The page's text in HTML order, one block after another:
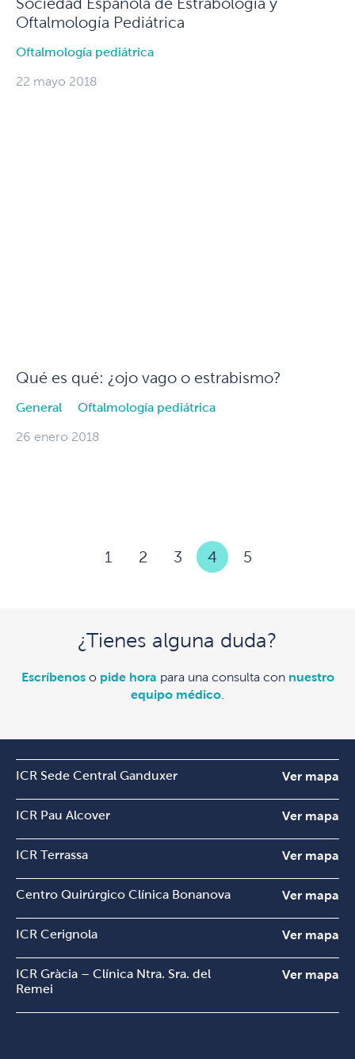
Oftalmología Pediátrica
Oftalmología pediátrica
22 mayo 2018
Qué es qué: ¿ojo vago o estrabismo?
General Oftalmología pediátrica
26 enero 2018
1 2 3 4 5
¿Tienes alguna duda?
Escríbenoso pide hora para una consulta con nuestro
equipo médico
ICR Sede Central Ganduxer Ver mapa
ICR Pau Alcover Ver mapa
ICR Terrassa Ver mapa
Centro Quirúrgico Clínica Bonanova Ver mapa
ICR Cerignola Ver mapa
ICR Gràcia – Clínica Ntra. Sra. del
Remei
Ver mapa